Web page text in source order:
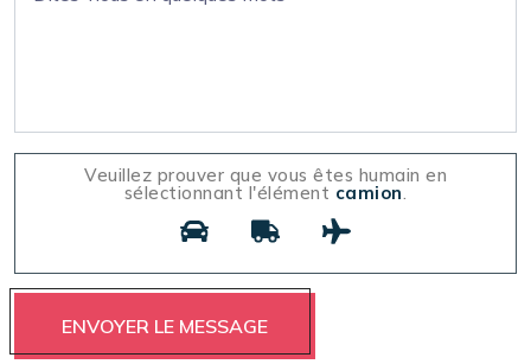
Veuillez prouver que vous êtes humain en
sélectionnant l'élément camion.